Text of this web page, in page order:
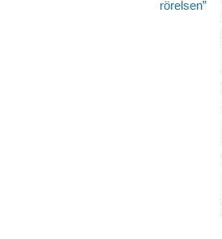
rörelsen”